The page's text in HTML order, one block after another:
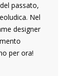
passato,
Nel
designer
per ora!